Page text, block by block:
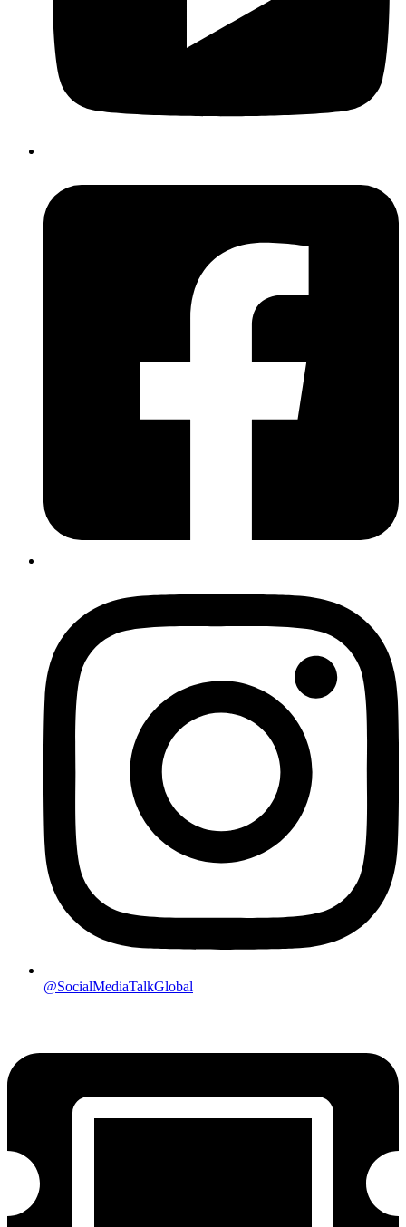
@SocialMediaTalkGlobal